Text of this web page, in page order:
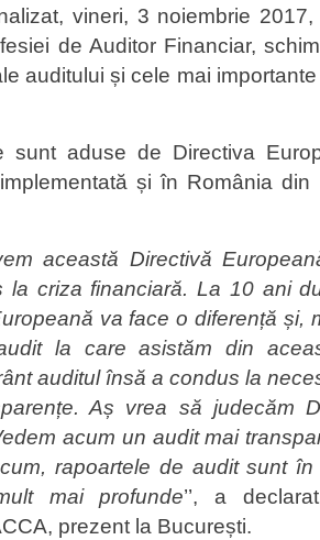
vineri, 3 noiembrie
de Auditor Financiar,
audituluiși cele mai
sunt aduse de Directiva
și în România
această Directivă E
la criza financiară. La 10 ani
va face odiferență și,
la careasistămdin
auditulînsă a condus la
e.Aș vrea să judecăm
acum un audit mai
rapoartele de audit sunt
mai profunde’’, a
prezent la București.